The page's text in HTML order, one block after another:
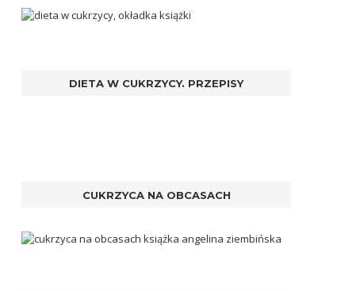
DIETA W CUKRZYCY. PRZEPISY
CUKRZYCA NA OBCASACH